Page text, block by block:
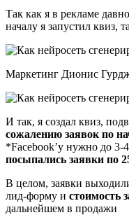
Так как я в рекламе
началу я запустил квиз,
Маркетинг Дионис
И так, я создал квиз,
сожалению заявок по
*Facebook’у нужно до 3-
посыпались заявки по
В целом, заявки
лид-форму и стоимость
дальнейшем в продажи